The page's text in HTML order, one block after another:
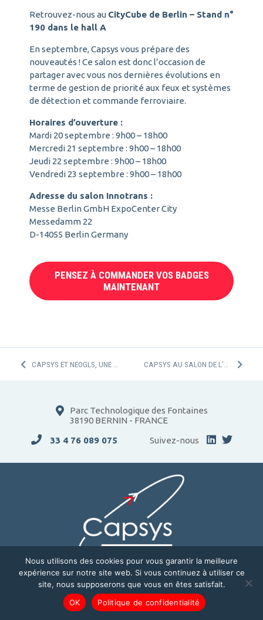
Retrouvez-nous au CityCube de Berlin – Stand n°
190 dans le hall A
En septembre, Capsys vous prépare des
nouveautés ! Ce salon est donc l’occasion de
partager avec vous nos dernières évolutions en
terme de gestion de priorité aux feux et systèmes
de détection et commande ferroviaire.
Horaires d’ouverture :
Mardi 20 septembre : 9h00 – 18h00
Mercredi 21 septembre : 9h00 – 18h00
Jeudi 22 septembre : 9h00 – 18h00
Vendredi 23 septembre : 9h00 – 18h00
Adresse du salon Innotrans :
Messe Berlin GmbH ExpoCenter City
Messedamm 22
D-14055 Berlin Germany
PENSEZ À COMMANDER VOS BADGES
MAINTENANT
CAPSYS ET NEOGLS, UNE NOUVELLE ALLIANCE POUR LA PRIORITÉ AUX FEUX V2X CAPSYS AU SALON DE L’EUROPEAN MOBILITY EXPO
Parc Technologique des Fontaines
38190 BERNIN - FRANCE
33 4 76 089 075
Suivez-nous
ENTREPRISE
SOLUTIONS
APPLICATIONS
CONTACT
© Capsys 2026 |Mentions légales —Politique de confidentialité
Réalisation :Spirale Communication Industrielle
Nous utilisons des cookies pour vous garantir la meilleure
expérience sur notre site web. Si vous continuez à utiliser ce
site, nous supposerons que vous en êtes satisfait.
OK
Politique de confidentialité